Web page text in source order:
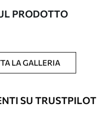
viene stampata nel formato
e tagliata in strisce identiche
aggiungere un rivestimento
PRODOTTO
LA GALLERIA
SU TRUSTPILOT